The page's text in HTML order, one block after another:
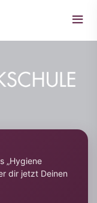
„Hygiene
dir jetzt Deinen